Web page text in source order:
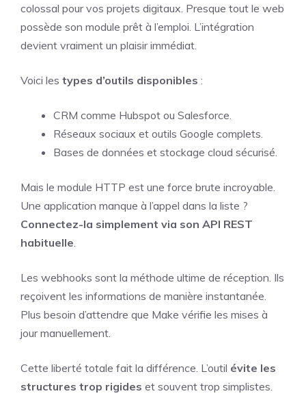
colossal pour vos projets digitaux. Presque tout le web
possède son module prêt à l’emploi. L’intégration
devient vraiment un plaisir immédiat.
Voici les types d’outils disponibles :
CRM comme Hubspot ou Salesforce.
Réseaux sociaux et outils Google complets.
Bases de données et stockage cloud sécurisé.
Mais le module HTTP est une force brute incroyable.
Une application manque à l’appel dans la liste ?
Connectez-la simplement via son API REST
habituelle
Les webhooks sont la méthode ultime de réception. Ils
reçoivent les informations de manière instantanée.
Plus besoin d’attendre que Make vérifie les mises à
jour manuellement.
Cette liberté totale fait la différence. L’outil évite les
structures trop rigides et souvent trop simplistes.